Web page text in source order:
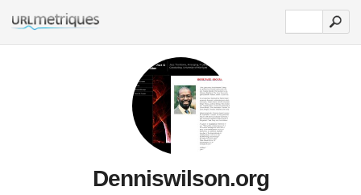
Denniswilson.org